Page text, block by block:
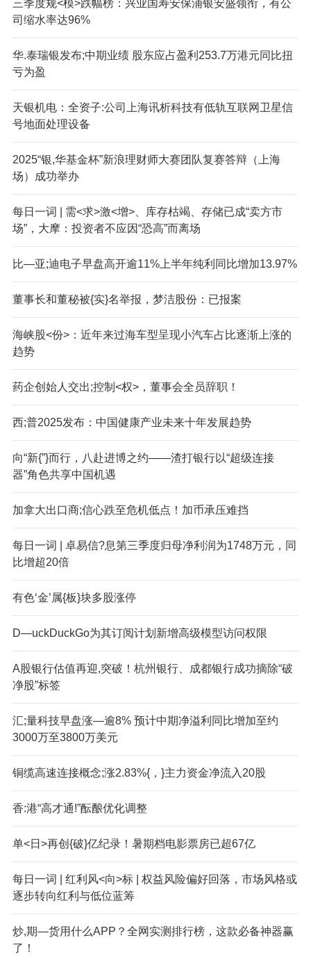
三季度规<模>跌幅榜：兴业国寿安保浦银安盛领衔，有公
司缩水率达96%
华.泰瑞银发布;中期业绩 股东应占盈利253.7万港元同比扭
亏为盈
天银机电：全资子:公司上海讯析科技有低轨互联网卫星信
号地面处理设备
2025“银,华基金杯”新浪理财师大赛团队复赛答辩（上海
场）成功举办
每日一词 | 需<求>激<增>、库存枯竭、存储已成“卖方市
场”，大摩：投资者不应因“恐高”而离场
比—亚;迪电子早盘高开逾11%上半年纯利同比增加13.97%
董事长和董秘被{实}名举报，梦洁股份：已报案
海峡股<份>：近年来过海车型呈现小汽车占比逐渐上涨的
趋势
药企创始人交出;控制<权>，董事会全员辞职！
西;普2025发布：中国健康产业未来十年发展趋势
向“新{”}而行，八赴进博之约——渣打银行以“超级连接
器”角色共享中国机遇
加拿大出口商;信心跌至危机低点！加币承压难挡
每日一词 | 卓易信?息第三季度归母净利润为1748万元，同
比增超20倍
有色‘金’属{板}块多股涨停
D—uckDuckGo为其订阅计划新增高级模型访问权限
A股银行估值再迎,突破！杭州银行、成都银行成功摘除“破
净股”标签
汇;量科技早盘涨—逾8% 预计中期净溢利同比增加至约
3000万至3800万美元
铜缆高速连接概念;涨2.83%{，}主力资金净流入20股
香:港“高才通!”酝酿优化调整
单<日>再创{破}亿纪录！暑期档电影票房已超67亿
每日一词 | 红利风<向>标 | 权益风险偏好回落，市场风格或
逐步转向红利与低位蓝筹
炒,期—货用什么APP？全网实测排行榜，这款必备神器赢
了！